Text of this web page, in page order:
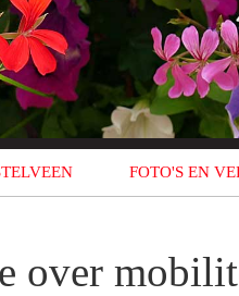
FOTO'S EN
over